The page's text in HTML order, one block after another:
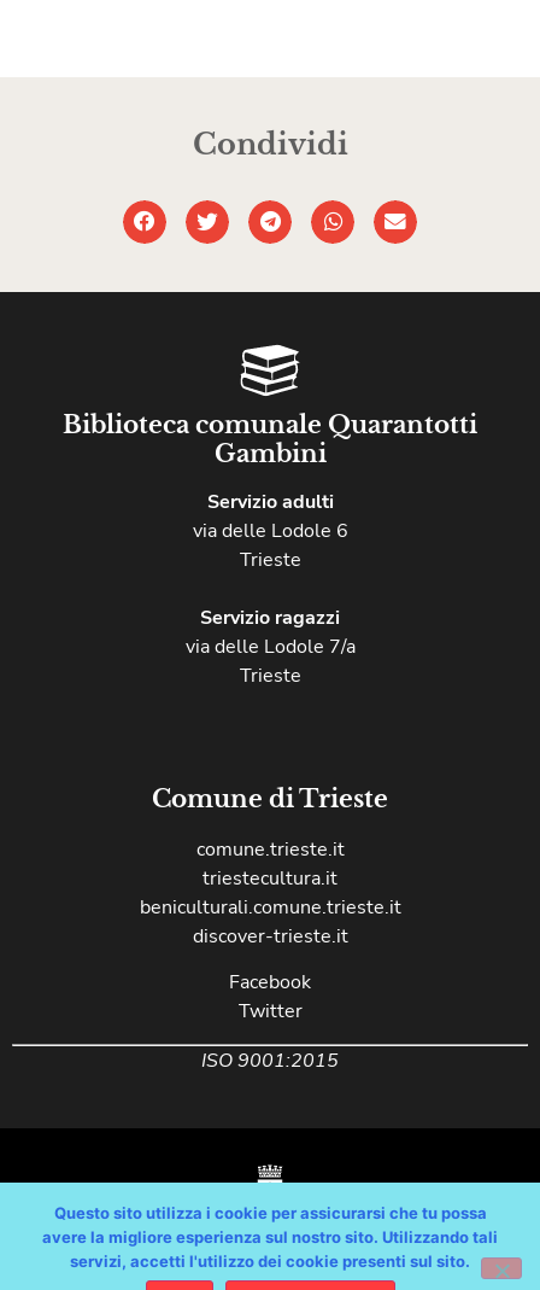
Condividi
Biblioteca comunale Quarantotti
Gambini
Servizio adulti
via delle Lodole 6
Trieste
Servizio ragazzi
via delle Lodole 7/a
Trieste
Comune di Trieste
comune.trieste.it
triestecultura.it
beniculturali.comune.trieste.it
discover-trieste.it
Facebook
Twitter
ISO 9001:2015
Copyright © Comune di Trieste – partita Iva 00210240321 – tutti i diritti
Questo sito utilizza i cookie per assicurarsi che tu possa
avere la migliore esperienza sul nostro sito. Utilizzando tali
servizi, accetti l'utilizzo dei cookie presenti sul sito.